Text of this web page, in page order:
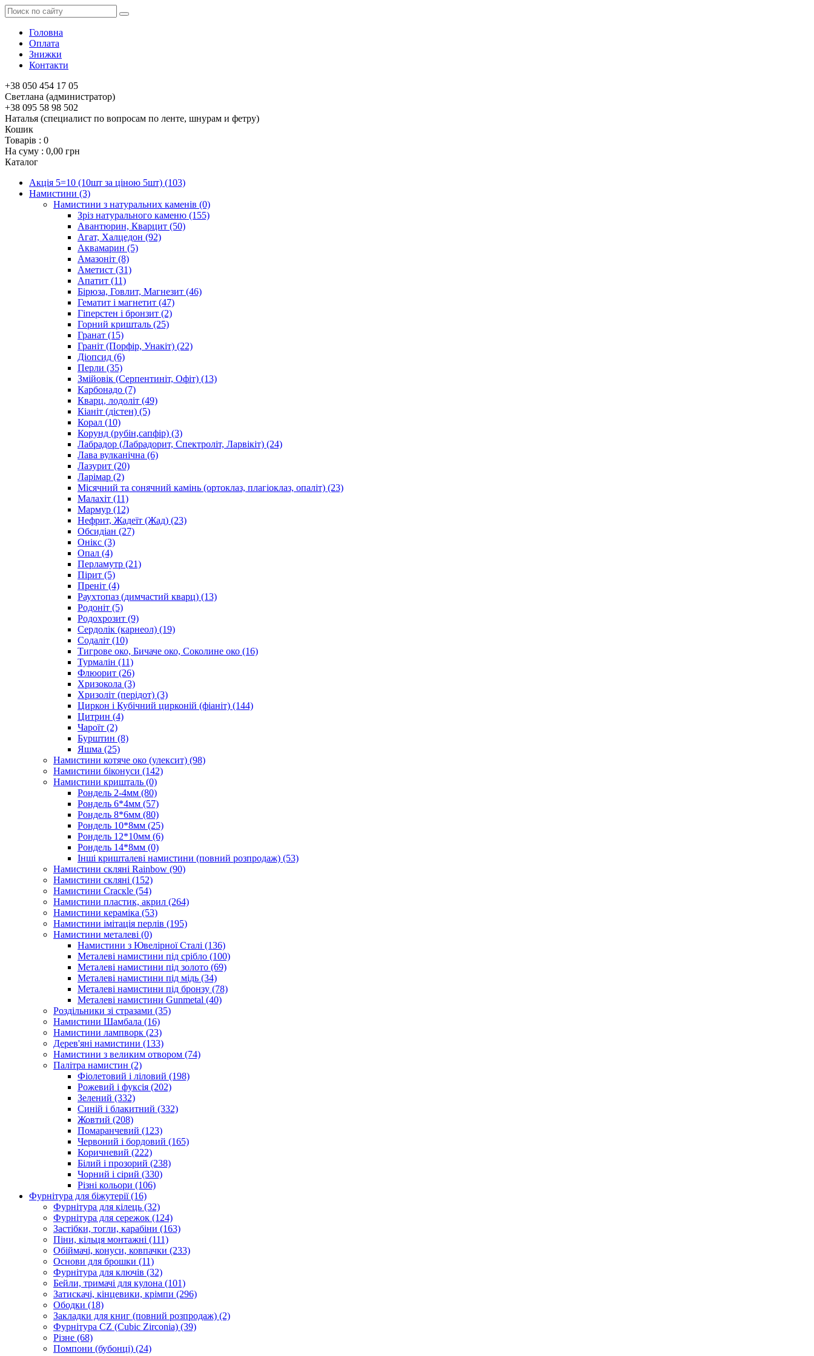
Головна
Оплата
Знижки
Контакти
+38 050 454 17 05
Светлана (администратор)
+38 095 58 98 502
Наталья (специалист по вопросам по ленте, шнурам и фетру)
Кошик
Товарів : 0
На суму : 0,00 грн
Каталог
Акція 5=10 (10шт за ціною 5шт) (103)
Намистини (3)
Намистини з натуральних каменів (0)
Зріз натурального каменю (155)
Авантюрин, Кварцит (50)
Агат, Халцедон (92)
Аквамарин (5)
Амазоніт (8)
Аметист (31)
Апатит (11)
Бірюза, Говлит, Магнезит (46)
Гематит і магнетит (47)
Гіперстен і бронзит (2)
Горний кришталь (25)
Гранат (15)
Граніт (Порфір, Унакіт) (22)
Діопсид (6)
Перли (35)
Змійовік (Серпентиніт, Офіт) (13)
Карбонадо (7)
Кварц, лодоліт (49)
Кіаніт (дістен) (5)
Корал (10)
Корунд (рубін,сапфір) (3)
Лабрадор (Лабрадорит, Спектроліт, Ларвікіт) (24)
Лава вулканічна (6)
Лазурит (20)
Ларімар (2)
Місячний та сонячний камінь (ортоклаз, плагіоклаз, опаліт) (23)
Малахіт (11)
Мармур (12)
Нефрит, Жадеїт (Жад) (23)
Обсидіан (27)
Онікс (3)
Опал (4)
Перламутр (21)
Пірит (5)
Преніт (4)
Раухтопаз (димчастий кварц) (13)
Родоніт (5)
Родохрозит (9)
Сердолік (карнеол) (19)
Содаліт (10)
Тигрове око, Бичаче око, Соколине око (16)
Турмалін (11)
Флюорит (26)
Хризокола (3)
Хризоліт (перідот) (3)
Циркон і Кубічний цирконій (фіаніт) (144)
Цитрин (4)
Чароїт (2)
Бурштин (8)
Яшма (25)
Намистини котяче око (улексит) (98)
Намистини біконуси (142)
Намистини кришталь (0)
Рондель 2-4мм (80)
Рондель 6*4мм (57)
Рондель 8*6мм (80)
Рондель 10*8мм (25)
Рондель 12*10мм (6)
Рондель 14*8мм (0)
Інші кришталеві намистини (повний розпродаж) (53)
Намистини скляні Rainbow (90)
Намистини скляні (152)
Намистини Cracкle (54)
Намистини пластик, акрил (264)
Намистини кераміка (53)
Намистини імітація перлів (195)
Намистини металеві (0)
Намистини з Ювелірної Сталі (136)
Металеві намистини під срібло (100)
Металеві намистини під золото (69)
Металеві намистини під мідь (34)
Металеві намистини під бронзу (78)
Металеві намистини Gunmetal (40)
Роздільники зі стразами (35)
Намистини Шамбала (16)
Намистини лампворк (23)
Дерев'яні намистини (133)
Намистини з великим отвором (74)
Палітра намистин (2)
Фіолетовий і ліловий (198)
Рожевий і фуксія (202)
Зелений (332)
Синій і блакитний (332)
Жовтий (208)
Помаранчевий (123)
Червоний і бордовий (165)
Коричневий (222)
Білий і прозорий (238)
Чорний і сірий (330)
Різні кольори (106)
Фурнітура для біжутерії(16)
Фурнітура для кілець (32)
Фурнітура для сережок (124)
Застібки, тогли, карабіни (163)
Піни, кільця монтажні (111)
Обіймачі, конуси, ковпачки (233)
Основи для брошки (11)
Фурнітура для ключів (32)
Бейли, тримачі для кулона (101)
Затискачі, кінцевики, крімпи (296)
Ободки (18)
Закладки для книг (повний розпродаж) (2)
Фурнітура CZ (Cubic Zirconia) (39)
Різне (68)
Помпони (бубонці) (24)